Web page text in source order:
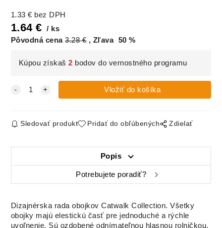
1.33 € bez DPH
1.64€
ks
Pôvodná cena 3.28€ Zľava 50 %
Kúpou získaš2 bodov do vernostného programu
Sledovať produkt Pridať do obľúbených Zdielať
Popis
Potrebujete poradiť?
Dizajnérska rada obojkov Catwalk Collection. Všetky
obojky majú elestickú časť pre jednoduché a rýchle
uvoľnenie. Sú ozdobené odnímateľnou hlasnou rolničkou.